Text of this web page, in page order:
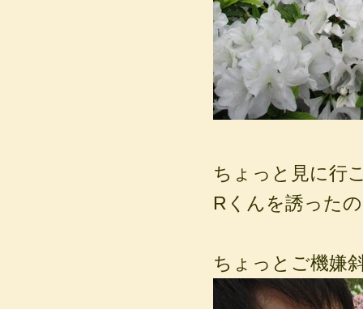
ちょっと見に行
Rくんを誘った
ちょっとご機嫌